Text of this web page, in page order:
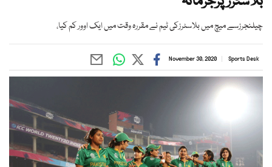
چیلنجرزسے میچ میں بلاسٹرزکی ٹیم نے مقررہ وقت میں ایک اوور کم کیا،
Sports Desk
November 30, 2020